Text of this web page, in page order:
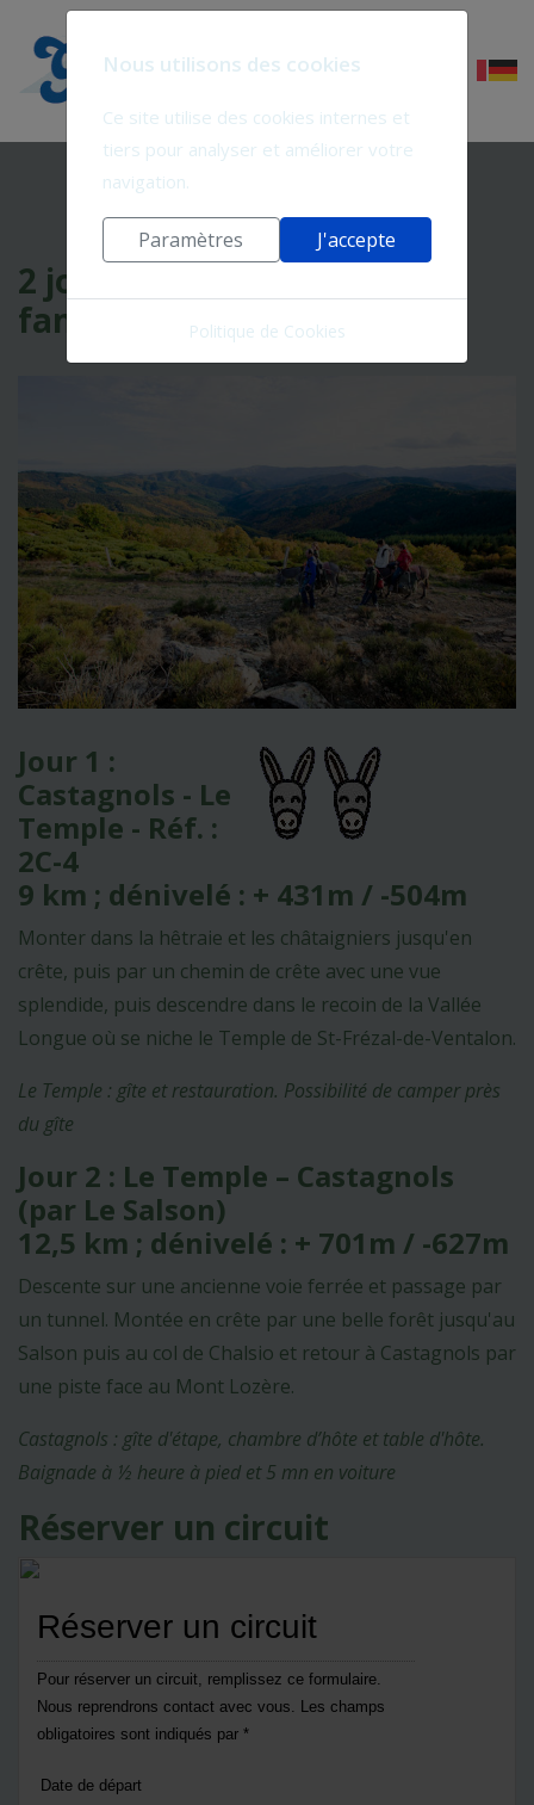
2 jours en Cévennes (pour
familles)
Jour 1 :
Castagnols - Le
Temple - Réf. :
2C-4
9 km ; dénivelé : + 431m / -504m
Monter dans la hêtraie et les châtaigniers jusqu'en
crête, puis par un chemin de crête avec une vue
splendide, puis descendre dans le recoin de la Vallée
Longue où se niche le Temple de St-Frézal-de-Ventalon.
Le Temple : gîte et restauration. Possibilité de camper près
du gîte
Jour 2 : Le Temple – Castagnols
(par Le Salson)
12,5 km ; dénivelé : + 701m / -627m
Descente sur une ancienne voie ferrée et passage par
un tunnel. Montée en crête par une belle forêt jusqu'au
Salson puis au col de Chalsio et retour à Castagnols par
une piste face au Mont Lozère.
Castagnols : gîte d'étape, chambre d’hôte et table d'hôte.
Baignade à ½ heure à pied et 5 mn en voiture
Réserver un circuit
Réserver un circuit
Pour réserver un circuit, remplissez ce formulaire.
Nous reprendrons contact avec vous. Les champs
obligatoires sont indiqués par *
Date de départ
Nous utilisons des cookies
Ce site utilise des cookies internes et
tiers pour analyser et améliorer votre
navigation.
Paramètres J'accepte
Politique de Cookies